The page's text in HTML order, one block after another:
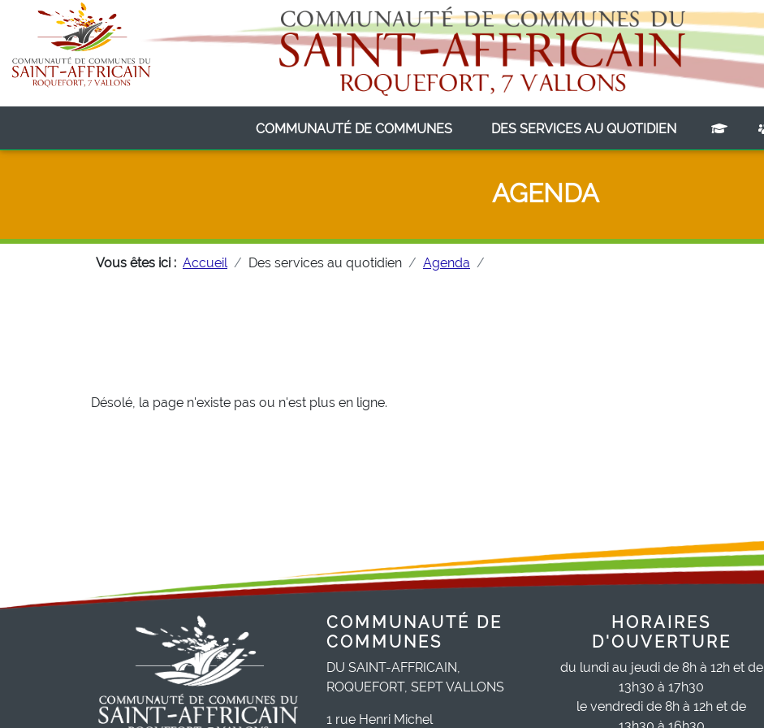
COMMUNAUTÉ DE COMMUNES(CURRENT)DES SERVICES AU QUOTIDIEN(CURRENT)
AGENDA
Vous êtes ici : Accueil Des services au quotidien Agenda
Désolé, la page n'existe pas ou n'est plus en ligne.
COMMUNAUTÉ DE
COMMUNES
DU SAINT-AFFRICAIN,
ROQUEFORT, SEPT VALLONS
1 rue Henri Michel
HORAIRES
D'OUVERTURE
du lundi au jeudi de 8h à 12h et de
13h30 à 17h30
le vendredi de 8h à 12h et de